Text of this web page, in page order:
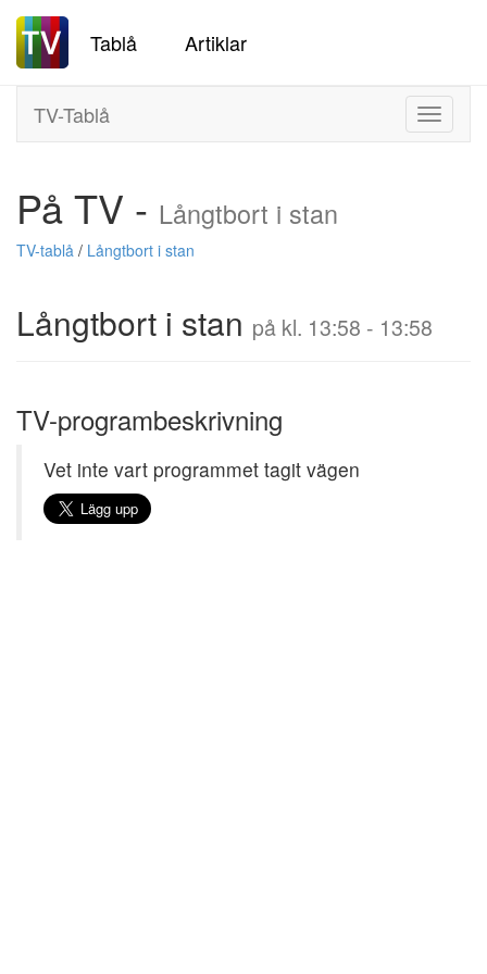
Tablå Artiklar
Toggle
TV-Tablå
På TV - Långtbort i stan
TV-tablå / Långtbort i stan
Långtbort i stan på kl. 13:58 - 13:58
TV-programbeskrivning
Vet inte vart programmet tagit vägen